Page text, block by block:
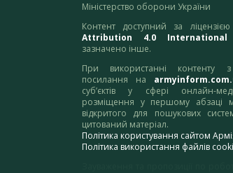
Міністерство оборони України
Контент доступний за ліцензією
Attribution 4.0 International
зазначено інше.
При використанні контенту
посилання на
суб’єктів у сфері онлайн-
розміщення у першому абзаці
відкритого для пошукових
цитований матеріал.
Політика користування сайтом
Політика використання файлів